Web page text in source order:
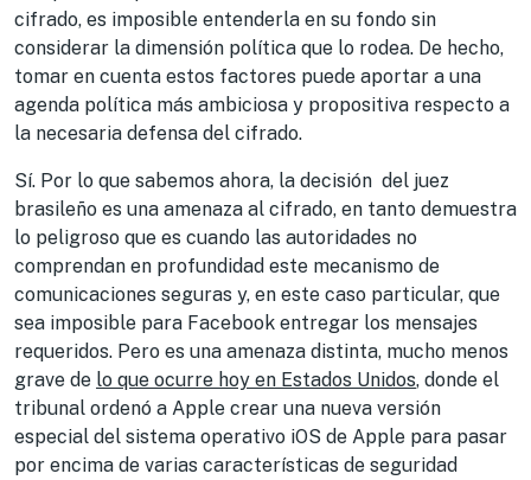
cifrado, es imposible entenderla en su fondo sin
considerar la dimensión política que lo rodea. De hecho,
tomar en cuenta estos factores puede aportar a una
agenda política más ambiciosa y propositiva respecto a
la necesaria defensa del cifrado.
Sí. Por lo que sabemos ahora, la decisión del juez
brasileño es una amenaza al cifrado, en tanto demuestra
lo peligroso que es cuando las autoridades no
comprendan en profundidad este mecanismo de
comunicaciones seguras y, en este caso particular, que
sea imposible para Facebook entregar los mensajes
requeridos. Pero es una amenaza distinta, mucho menos
grave de lo que ocurre hoy en Estados Unidos, donde el
tribunal ordenó a Apple crear una nueva versión
especial del sistema operativo iOS de Apple para pasar
por encima de varias características de seguridad